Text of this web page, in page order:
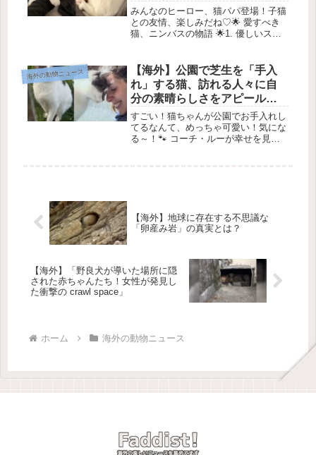
みんなのヒーロー、猫パパ登場！子猫
との友情、楽しみだね♡🌟 愛すべき
猫、ニンバスの物語 🌟1. 優しいスタ
きました。彼は新しいスタートを求め
ていたんです。過去は少し厳し...
海外の動物ニュース
【海外】公園で芝生を「手入
れ」する猫、訪れる人々に自
分の素晴らしさをアピール
中！
すごい！猫ちゃんが公園でお手入れし
てるなんて、めっちゃ可愛い！気にな
る～！🐾 コーチ・ルーが幸せを見つ
【海外】地球に存在する不思議な
「卵産み岩」の真実とは？
【海外】「野良犬が導いた場所に隠
された赤ちゃんたち！女性が発見し
た衝撃の crawl space」
ホーム 海外の動物ニュース